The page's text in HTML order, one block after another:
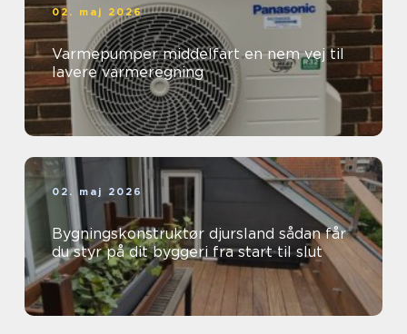
02. maj 2026
Varmepumper middelfart en nem vej til
lavere varmeregning
02. maj 2026
Bygningskonstruktør djursland sådan får
du styr på dit byggeri fra start til slut